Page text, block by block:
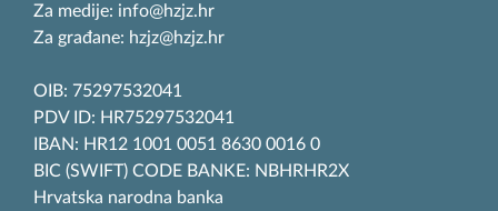
Za medije: info@hzjz.hr
Za građane: hzjz@hzjz.hr
OIB: 75297532041
PDV ID: HR75297532041
IBAN: HR12 1001 0051 8630 0016 0
BIC (SWIFT) CODE BANKE: NBHRHR2X
Hrvatska narodna banka